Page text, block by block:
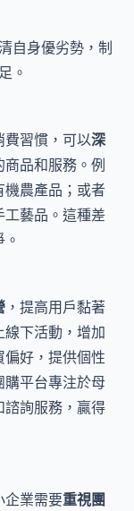
自身優劣勢，制
。
費習慣，可以深
商品和服務。例
農產品；或者
藝品。這種差
，提高用戶黏著
下活動，增加
好，提供個性
平台專注於母
諮詢服務，贏得
企業需要重視團